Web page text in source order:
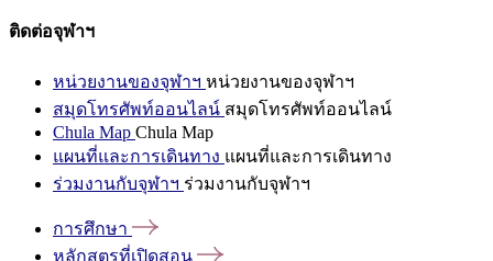
ติดต่อจุฬาฯ
หน่วยงานของจุฬาฯ หน่วยงานของจุฬาฯ
สมุดโทรศัพท์ออนไลน์ สมุดโทรศัพท์ออนไลน์
Chula Map Chula Map
แผนที่และการเดินทาง แผนที่และการเดินทาง
ร่วมงานกับจุฬาฯ ร่วมงานกับจุฬาฯ
การศึกษา
หลักสูตรที่เปิดสอน